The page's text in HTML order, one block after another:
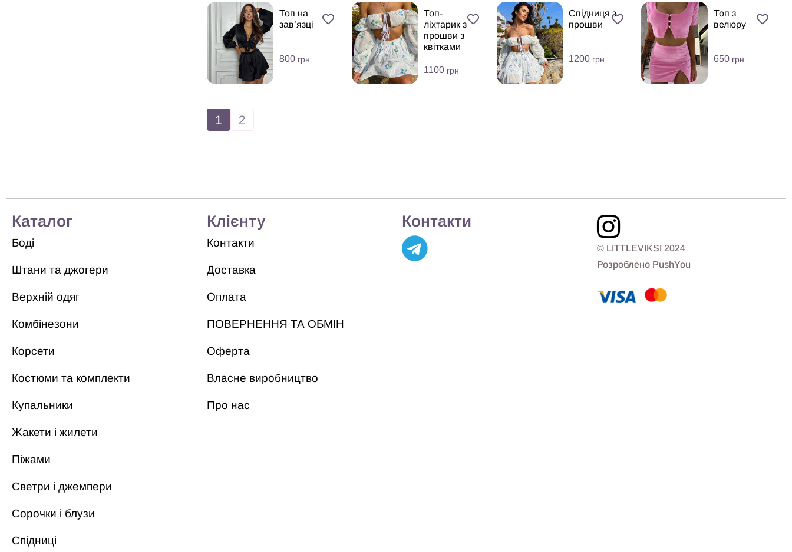
Топ на
зав’язці
800 грн
Топ-
ліхтарик з
прошви з
квітками
1100 грн
Спідниця з
прошви
1200 грн
Топ з
велюру
650 грн
1 2
Каталог
Боді
Штани та джогери
Верхній одяг
Комбінезони
Корсети
Костюми та комплекти
Купальники
Жакети і жилети
Піжами
Светри і джемпери
Сорочки і блузи
Спідниці
Клієнту
Контакти
Доставка
Оплата
ПОВЕРНЕННЯ ТА ОБМІН
Оферта
Власне виробництво
Про нас
Контакти
© LITTLEVIKSI 2024
Розроблено PushYou